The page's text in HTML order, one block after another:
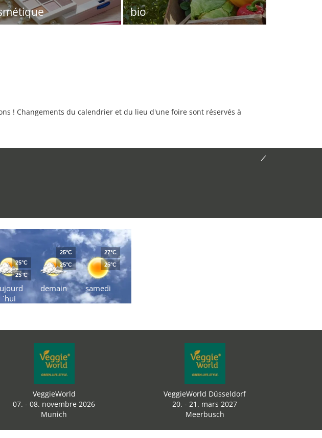
bio
! Changements du calendrier et du lieu d'une foire sont réservés à
´hui
25°C
25°C
demain
25°C
25°C
samedi
27°C
25°C
VeggieWorld
07. - 08. novembre 2026
Munich
VeggieWorld Düsseldorf
20. - 21. mars 2027
Meerbusch